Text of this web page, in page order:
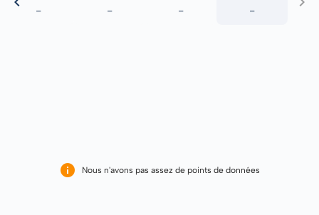
- - - -
Nous n'avons pas assez de points de données